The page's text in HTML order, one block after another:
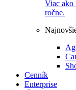
Viac ako
ročne.
Cenník
Enterprise